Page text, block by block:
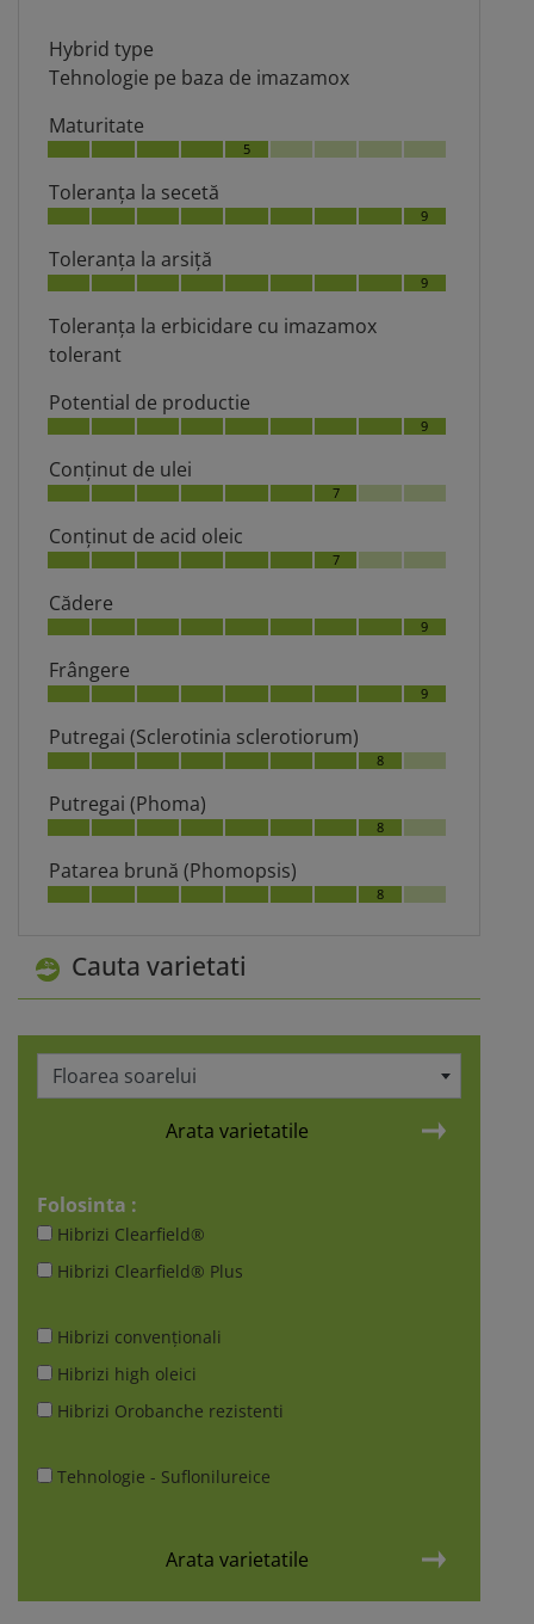
Cauta varietati
Floarea soarelui
Arata varietatile
Folosinta :
Hibrizi Clearfield®
Hibrizi Clearfield® Plus
Hibrizi convenționali
Hibrizi high oleici
Hibrizi Orobanche rezistenti
Tehnologie - Suflonilureice
Arata varietatile
Hybrid type
Tehnologie pe baza de imazamox
Maturitate
5
Toleranţa la secetă
9
Toleranţa la arsiţă
9
Toleranţa la erbicidare cu imazamox
tolerant
Potential de productie
9
Conţinut de ulei
7
Conţinut de acid oleic
7
Cădere
9
Frângere
9
Putregai (Sclerotinia sclerotiorum)
8
Putregai (Phoma)
8
Patarea brună (Phomopsis)
8